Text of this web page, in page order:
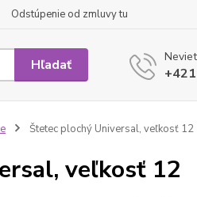
Odstúpenie od zmluvy tu
Hľadať
Štetec plochý Universal, veľkosť 12
veľkosť 12